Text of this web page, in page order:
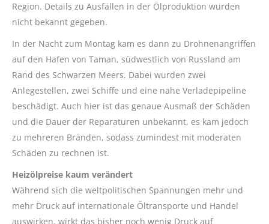
Region. Details zu Ausfällen in der Ölproduktion wurden
nicht bekannt gegeben.
In der Nacht zum Montag kam es dann zu Drohnenangriffen
auf den Hafen von Taman, südwestlich von Russland am
Rand des Schwarzen Meers. Dabei wurden zwei
Anlegestellen, zwei Schiffe und eine nahe Verladepipeline
beschädigt. Auch hier ist das genaue Ausmaß der Schäden
und die Dauer der Reparaturen unbekannt, es kam jedoch
zu mehreren Bränden, sodass zumindest mit moderaten
Schäden zu rechnen ist.
Heizölpreise kaum verändert
Während sich die weltpolitischen Spannungen mehr und
mehr Druck auf internationale Öltransporte und Handel
auswirken, wirkt das bisher noch wenig Druck auf